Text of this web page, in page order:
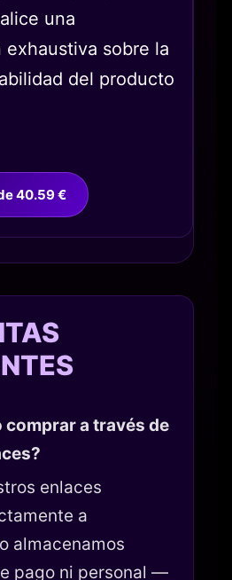
una
sobre la
del producto
40.59 €
comprar a través de
enlaces
a
almacenamos
pago ni personal —